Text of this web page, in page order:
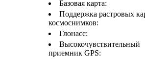
Базовая карта:
Поддержка растровых
космоснимков:
Глонасс:
Высокочувствительный
приемник GPS: